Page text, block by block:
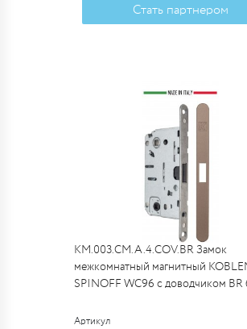
Стать партнером
KM.003.CM.A.4.COV.BR Замок
межкомнатный магнитный
SPINOFF WC96 с доводчиком BR
Артикул